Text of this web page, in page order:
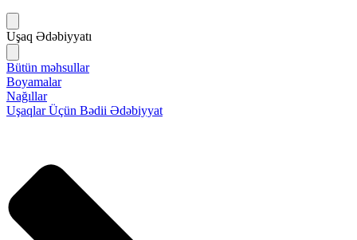
Uşaq Ədəbiyyatı
Bütün məhsullar
Boyamalar
Nağıllar
Uşaqlar Üçün Bədii Ədəbiyyat